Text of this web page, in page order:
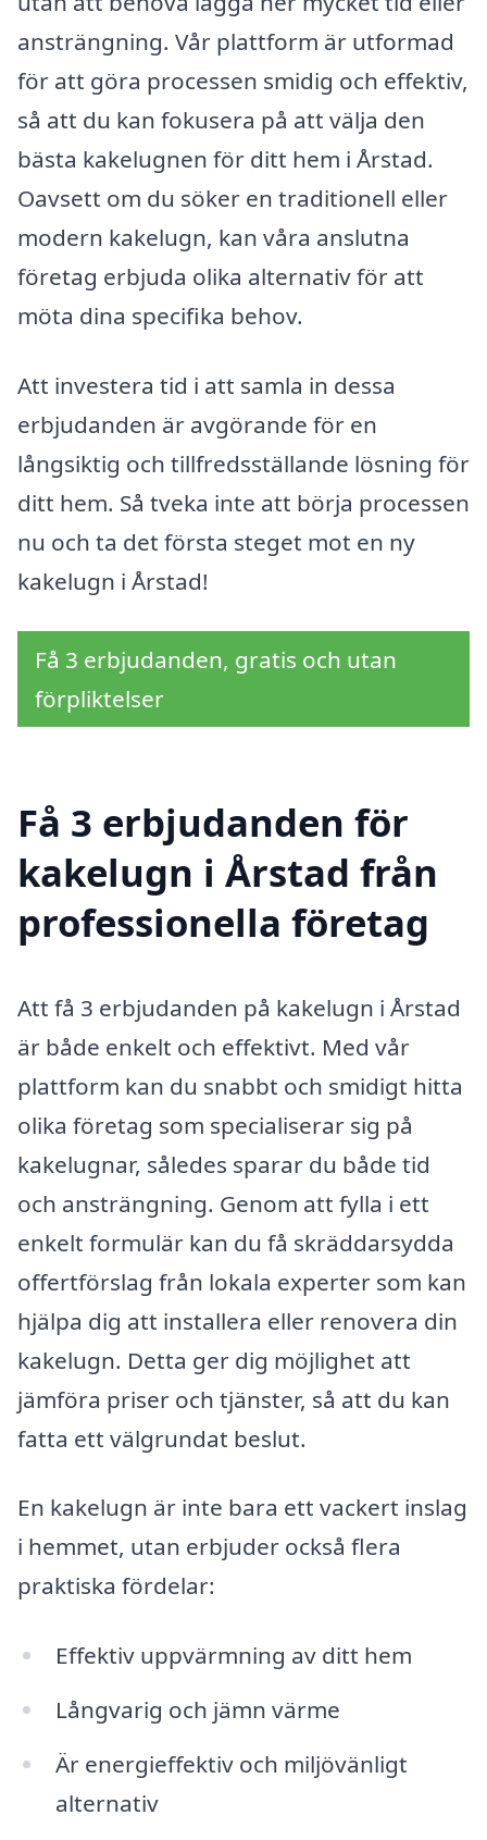
ansträngning. Vår plattform är utformad
för att göra processen smidig och effektiv,
så att du kan fokusera på att välja den
bästa kakelugnen för ditt hem i Årstad.
Oavsett om du söker en traditionell eller
modern kakelugn, kan våra anslutna
företag erbjuda olika alternativ för att
möta dina specifika behov.
Att investera tid i att samla in dessa
erbjudanden är avgörande för en
långsiktig och tillfredsställande lösning för
ditt hem. Så tveka inte att börja processen
nu och ta det första steget mot en ny
kakelugn i Årstad!
Få 3 erbjudanden, gratis och utan
förpliktelser
Få 3 erbjudanden för
kakelugn i Årstad från
professionella företag
Att få 3 erbjudanden på kakelugn i Årstad
är både enkelt och effektivt. Med vår
plattform kan du snabbt och smidigt hitta
olika företag som specialiserar sig på
kakelugnar, således sparar du både tid
och ansträngning. Genom att fylla i ett
enkelt formulär kan du få skräddarsydda
offertförslag från lokala experter som kan
hjälpa dig att installera eller renovera din
kakelugn. Detta ger dig möjlighet att
jämföra priser och tjänster, så att du kan
fatta ett välgrundat beslut.
En kakelugn är inte bara ett vackert inslag
i hemmet, utan erbjuder också flera
praktiska fördelar:
Effektiv uppvärmning av ditt hem
Långvarig och jämn värme
Är energieffektiv och miljövänligt
alternativ